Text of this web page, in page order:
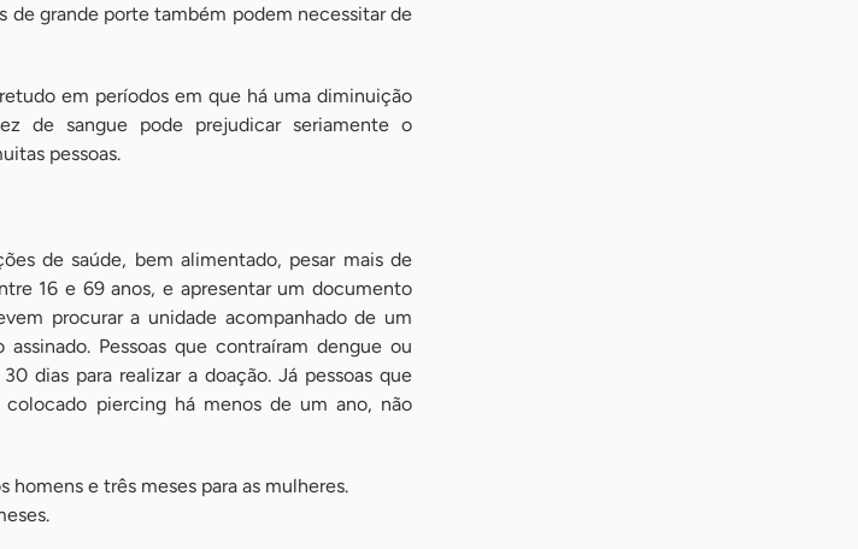
de grande porte também podem necessitar de
em períodos em que há uma diminuição
de sangue pode prejudicar seriamente o
pessoas.
de saúde, bem alimentado, pesar mais de
16 e 69 anos, e apresentar um documento
procurar a unidade acompanhado de um
Pessoas que contraíram dengue ou
dias para realizar a doação. Já pessoas que
piercing há menos de um ano, não
homens e três meses para as mulheres.